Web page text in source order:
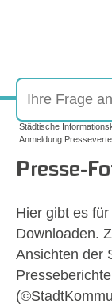
Sie sind hier:
Städtische
Anmeldung
Presse-
Hier gibt es
Downloaden.
Ansichten der